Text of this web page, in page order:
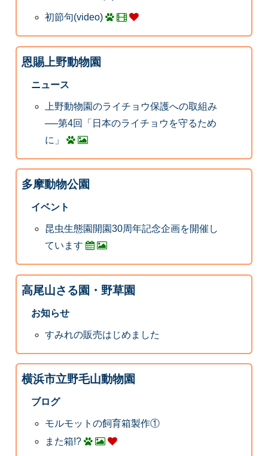
初節句(video)
恩賜上野動物園
ニュース
上野動物園のライチョウ保護への取組み
──第4回「日本のライチョウを守るため
に」
多摩動物公園
イベント
昆虫生態園開園30周年記念企画を開催し
ています
高尾山さる園・野草園
お知らせ
すみれの販売はじめました
横浜市立野毛山動物園
ブログ
モルモットの飼育箱製作①
また箱!?